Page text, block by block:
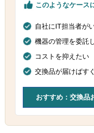
このようなケース
自社にIT担当者が
機器の管理を委託
コストを抑えたい
交換品が届けばす
おすすめ：交換品